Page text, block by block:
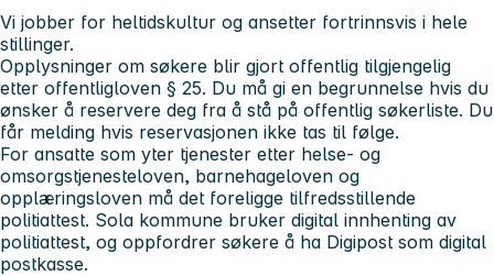
Vi jobber for heltidskultur og ansetter fortrinnsvis i hele
stillinger.
Opplysninger om søkere blir gjort offentlig tilgjengelig
etter offentligloven § 25. Du må gi en begrunnelse hvis du
ønsker å reservere deg fra å stå på offentlig søkerliste. Du
får melding hvis reservasjonen ikke tas til følge.
For ansatte som yter tjenester etter helse- og
omsorgstjenesteloven, barnehageloven og
opplæringsloven må det foreligge tilfredsstillende
politiattest. Sola kommune bruker digital innhenting av
politiattest, og oppfordrer søkere å ha Digipost som digital
postkasse.